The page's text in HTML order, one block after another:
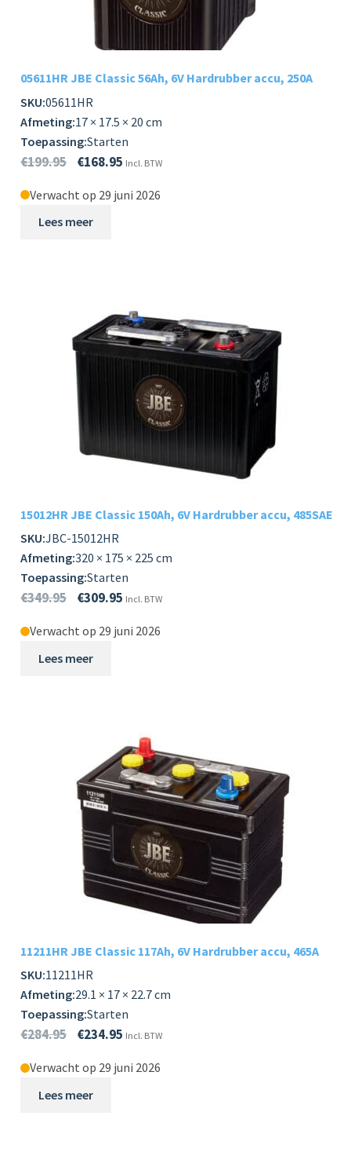
05611HR JBE Classic 56Ah, 6V Hardrubber accu, 250A
SKU:05611HR
Afmeting:17 × 17.5 × 20 cm
Toepassing:Starten
€199.95 €168.95 Incl. BTW
Verwacht op 29 juni 2026
Lees meer
15012HR JBE Classic 150Ah, 6V Hardrubber accu, 485SAE
SKU:JBC-15012HR
Afmeting:320 × 175 × 225 cm
Toepassing:Starten
€349.95 €309.95 Incl. BTW
Verwacht op 29 juni 2026
Lees meer
11211HR JBE Classic 117Ah, 6V Hardrubber accu, 465A
SKU:11211HR
Afmeting:29.1 × 17 × 22.7 cm
Toepassing:Starten
€284.95 €234.95 Incl. BTW
Verwacht op 29 juni 2026
Lees meer